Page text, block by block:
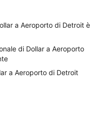
a Aeroporto di Detroit è
di Dollar a Aeroporto
a Aeroporto di Detroit